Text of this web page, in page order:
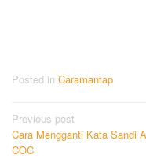
Posted in Caramantap
Post
navigation
Previous post
Cara Mengganti Kata Sandi
COC